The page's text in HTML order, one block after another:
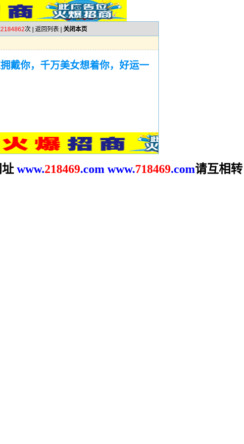
2184862次 | 返回列表 关闭本页
戴你，千万美女想着你，好运一
www.218469.com www.718469.com请互相转